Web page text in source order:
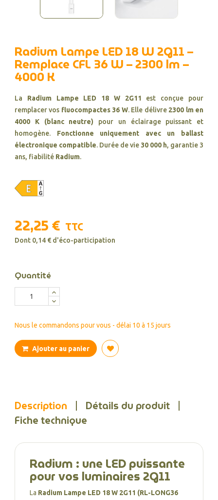
Radium Lampe LED 18 W 2G11 –
Remplace CFL 36 W – 2300 lm –
4000 K
La Radium Lampe LED 18 W 2G11 est conçue pour
remplacer vos fluocompactes 36 W. Elle délivre 2300 lm en
4000 K (blanc neutre) pour un éclairage puissant et
homogène. Fonctionne uniquement avec un ballast
électronique compatible. Durée de vie 30 000 h, garantie 3
ans, fiabilité Radium.
22,25 € TTC
Dont 0,14 € d'éco-participation
Quantité
Nous le commandons pour vous - délai 10 à 15 jours
Ajouter au panier
Description
Détails du produit
Fiche technique
Radium : une LED puissante
pour vos luminaires 2G11
La Radium Lampe LED 18 W 2G11 (RL-LONG36